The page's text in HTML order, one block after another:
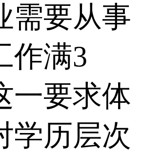
需要从事
作满3
一要求体
学历层次